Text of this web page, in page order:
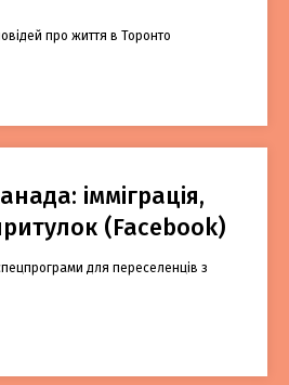
про життя в Торонто
імміграція,
(Facebook)
для переселенців з